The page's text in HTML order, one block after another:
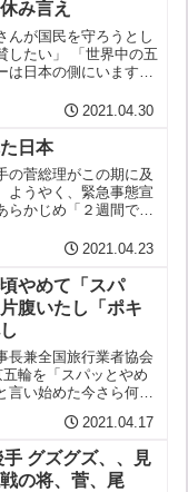
インドは明...
み言え
んが国民を守ろうとし
したい」 「世界中の五
は日本の側にいます。
なやかに対応してい
へこたれ...
2021.04.30
日本
の菅総理がこの期に及
ようやく、緊急事態宣
らかじめ「２週間で」
手だが、もし抑え込め
政府 緊...
2021.04.23
やめて「スパ
腹いたし「ポキ
長兼全国旅行業者協会
輪を「スパッとやめ
言い始めた今さら何が
んでも開催だ、中止、
人類がウイルスに打ち
い開催...
2021.04.17
グズグズ、、見
の将、菅、尾